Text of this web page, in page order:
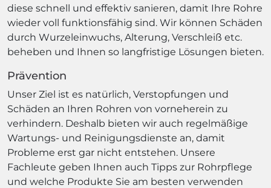
diese schnell und effektiv sanieren, damit Ihre Rohre
wieder voll funktionsfähig sind. Wir können Schäden
durch Wurzeleinwuchs, Alterung, Verschleiß etc.
beheben und Ihnen so langfristige Lösungen bieten.
Prävention
Unser Ziel ist es natürlich, Verstopfungen und
Schäden an Ihren Rohren von vorneherein zu
verhindern. Deshalb bieten wir auch regelmäßige
Wartungs- und Reinigungsdienste an, damit
Probleme erst gar nicht entstehen. Unsere
Fachleute geben Ihnen auch Tipps zur Rohrpflege
und welche Produkte Sie am besten verwenden